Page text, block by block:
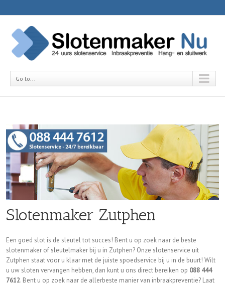
Go to...
Slotenmaker Zutphen
Een goed slot is de sleutel tot succes! Bent u op zoek naar de beste
slotenmaker of sleutelmaker bij u in Zutphen? Onze slotenservice uit
Zutphen staat voor u klaar met de juiste spoedservice bij u in de buurt! Wilt
u uw sloten vervangen hebben, dan kunt u ons direct bereiken op 088 444
7612. Bent u op zoek naar de allerbeste manier van inbraakpreventie? Laat